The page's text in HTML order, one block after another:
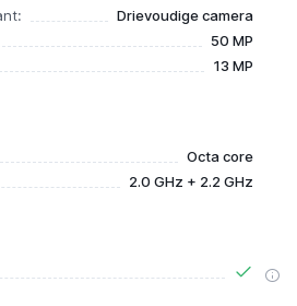
Drievoudige camera
50 MP
13 MP
Octa core
2.0 GHz + 2.2 GHz